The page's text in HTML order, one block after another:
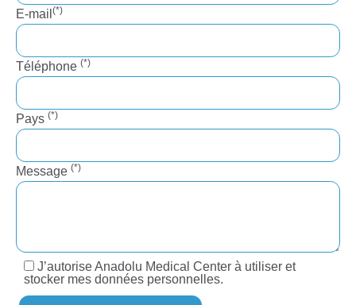
E-mail (*)
Téléphone (*)
Pays (*)
Message (*)
J’autorise Anadolu Medical Center à utiliser et
stocker mes données personnelles.